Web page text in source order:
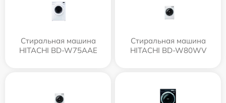
Стиральная машина
HITACHI BD-W75AAE
Стиральная машина
HITACHI BD-W80WV